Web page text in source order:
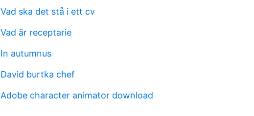
Vad ska det stå i ett cv
Vad är receptarie
In autumnus
David burtka chef
Adobe character animator download